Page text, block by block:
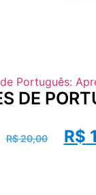
DE
R$20,00 R$